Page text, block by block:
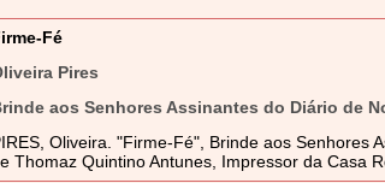
Fé
Pires
aos Senhores Assinantes do Diário de
Oliveira. "Firme-Fé", Brinde aos Senhores
Thomaz Quintino Antunes, Impressor da Casa